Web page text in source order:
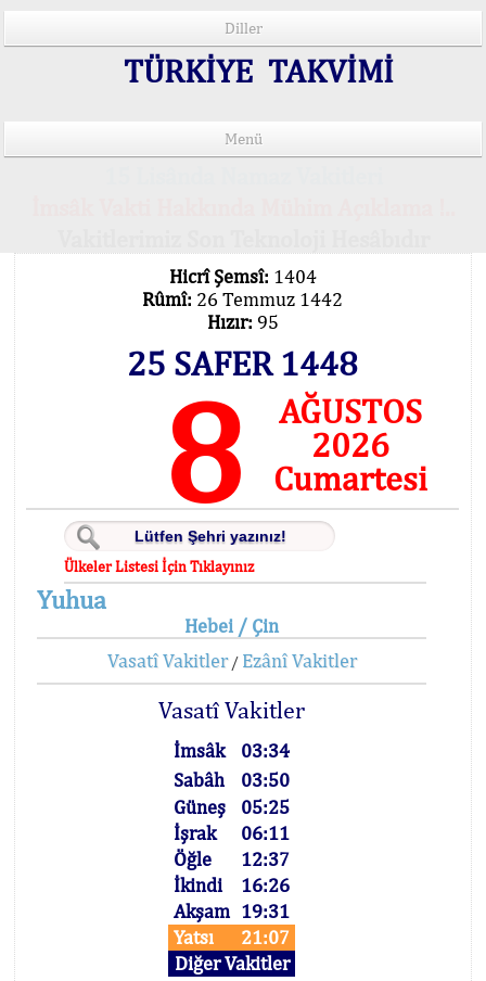
Diller
TÜRKİYE TAKVİMİ
Menü
Hicrî Şemsî: 1404
Rûmî: 26 Temmuz 1442
Hızır: 95
25 SAFER 1448
8
AĞUSTOS
2026
Cumartesi
Ülkeler Listesi İçin Tıklayınız
Yuhua
Hebei / Çin
Vasatî Vakitler/ Ezânî Vakitler
Vasatî Vakitler
İmsâk
03:34
Sabâh
03:50
Güneş
05:25
İşrak
06:11
Öğle
12:37
İkindi
16:26
Akşam 19:31
Yatsı
21:07
Diğer Vakitler